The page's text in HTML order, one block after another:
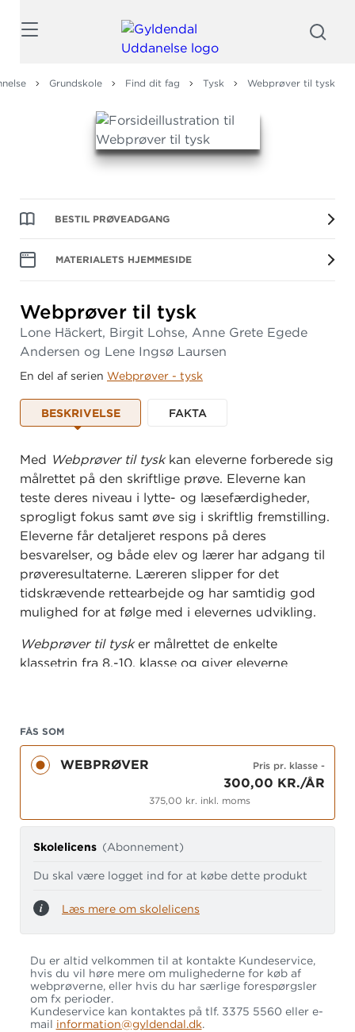
Grundskole Find dit fag Tysk Webprøver til tysk
BESTIL PRØVEADGANG
MATERIALETS HJEMMESIDE
Webprøver til tysk
Lone Häckert, Birgit Lohse, Anne Grete Egede
Andersen og Lene Ingsø Laursen
En del af serien Webprøver - tysk
BESKRIVELSE FAKTA
Med Webprøver til tyskkan eleverne forberede sig
målrettet på den skriftlige prøve. Eleverne kan
teste deres niveau i lytte- og læsefærdigheder,
sprogligt fokus samt øve sig i skriftlig fremstilling.
Eleverne får detaljeret respons på deres
besvarelser, og både elev og lærer har adgang til
prøveresultaterne. Læreren slipper for det
tidskrævende rettearbejde og har samtidig god
mulighed for at følge med i elevernes udvikling.
Webprøver til tysker målrettet de enkelte
klassetrin fra 8.-10. klasse og giver eleverne
skriftlige prøver og har et lettilgængeligt design,
som både lærer og elev med lethed vil kunne gå
til.
Du og dine elever får adgang til webprøven, så
Du skal blot være opmærksom på, at
bookingsystemet (hvor du fx kan planlægge test
til et bestemt tidspunkt) først er aktivt dagen
efter, licensen åbnes.
FÅS SOM
WEBPRØVER Pris pr. klasse-
300,00 KR./ÅR
375,00 kr. inkl. moms
Skolelicens (Abonnement)
Du skal være logget ind for at købe dette produkt
Læs mere om skolelicens
Du er altid velkommen til at kontakte Kundeservice,
hvis du vil høre mere om mulighederne for køb af
webprøverne, eller hvis du har særlige forespørgsler
om fx perioder.
Kundeservice kan kontaktes på tlf. 3375 5560 eller e-
mail information@gyldendal.dk.